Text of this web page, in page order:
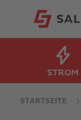
STROM
STARTSEITE